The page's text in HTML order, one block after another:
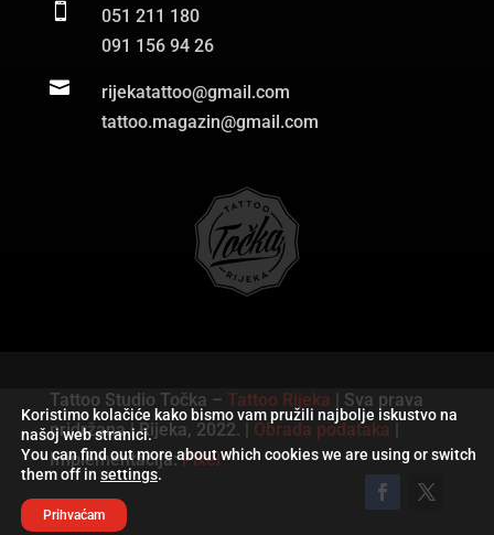

051 211 180
091 156 94 26

rijekatattoo@gmail.com
tattoo.magazin@gmail.com
Tattoo Studio Točka – Tattoo Rijeka | Sva prava
pridržana | Rijeka, 2022. | Obrada podataka |
Implementacija:Pixel
Koristimo kolačiće kako bismo vam pružili najbolje iskustvo na
našoj web stranici.
You can find out more about which cookies we are using or switch
them off in settings.
Prihvaćam